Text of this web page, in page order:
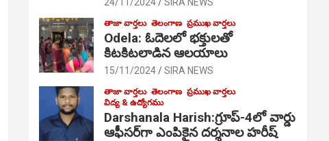
తాజా వార్తలు తెలంగాణ ప్రముఖ వార్తలు
Odela: ఓదెల‌లో భక్తులతో
కిటకిటలాడిన ఆల‌యాలు
15/11/2024 SIRA NEWS
తాజా వార్తలు తెలంగాణ ప్రముఖ వార్తలు
విద్య & ఉద్యోగము
Darshanala Harish:గ్రూప్-4లో వార్డు
ఆఫీసర్‌గా ఎంపికైన దర్శనాల హరీష్